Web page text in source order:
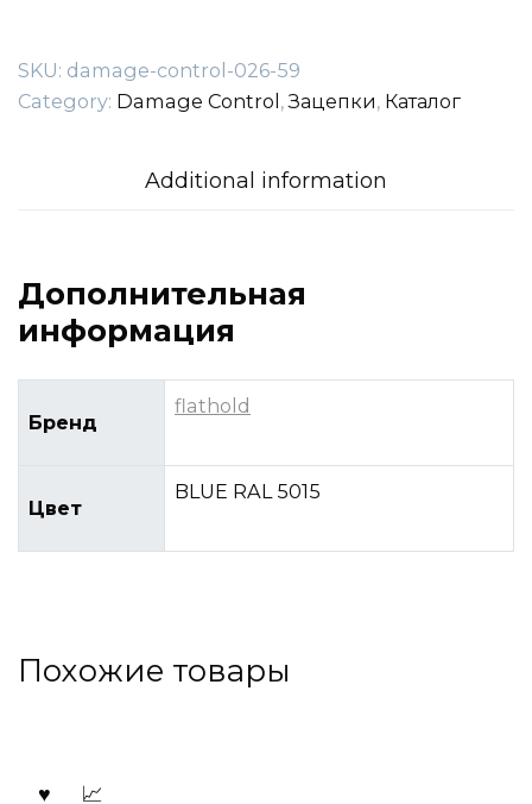
SKU: damage-control-026-59
Category: Damage Control,Зацепки, Каталог
Additional information
Дополнительная
информация
Бренд
flathold
Цвет
BLUE RAL 5015
Похожие товары